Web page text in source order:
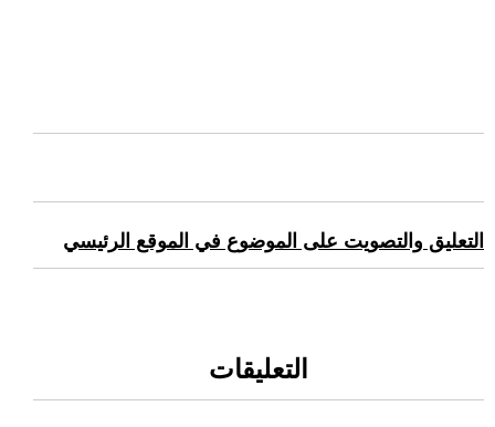
التعليق والتصويت على الموضوع في الموقع الرئيسي
التعليقات